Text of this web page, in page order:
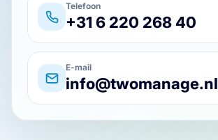
Telefoon
+31 6 220 268 40
E-mail
info@twomanage.nl